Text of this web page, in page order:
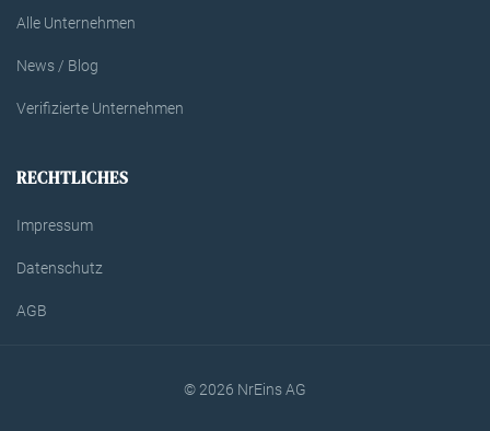
Alle Unternehmen
News / Blog
Verifizierte Unternehmen
RECHTLICHES
Impressum
Datenschutz
AGB
© 2026 NrEins AG